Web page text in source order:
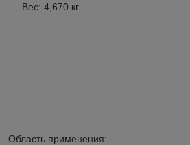
Вес: 4,670 кг
Область применения: